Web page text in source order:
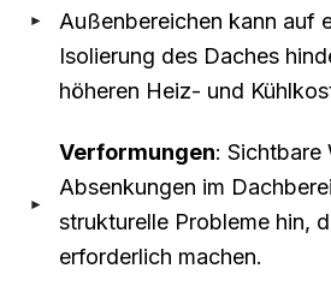
Außenbereichen kann auf
Isolierung des Daches
höheren Heiz- und
Verformungen: Sichtbare
Absenkungen im
strukturelle Probleme hin,
erforderlich machen.